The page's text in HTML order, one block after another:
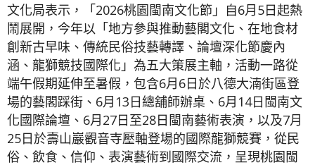
文化局表示，「2026桃園閩南文化節」自6月5日起熱
鬧展開，今年以「地方參與推動藝閣文化、在地食材
創新古早味、傳統民俗技藝轉譯、論壇深化節慶內
涵、龍獅競技國際化」為五大策展主軸，活動一路從
端午假期延伸至暑假，包含6月6日於八德大湳街區登
場的藝閣踩街、6月13日總舖師辦桌、6月14日閩南文
化國際論壇、6月27日至28日閩南藝術表演，以及7月
25日於壽山巖觀音寺壓軸登場的國際龍獅競賽，從民
俗、飲食、信仰、表演藝術到國際交流，呈現桃園閩